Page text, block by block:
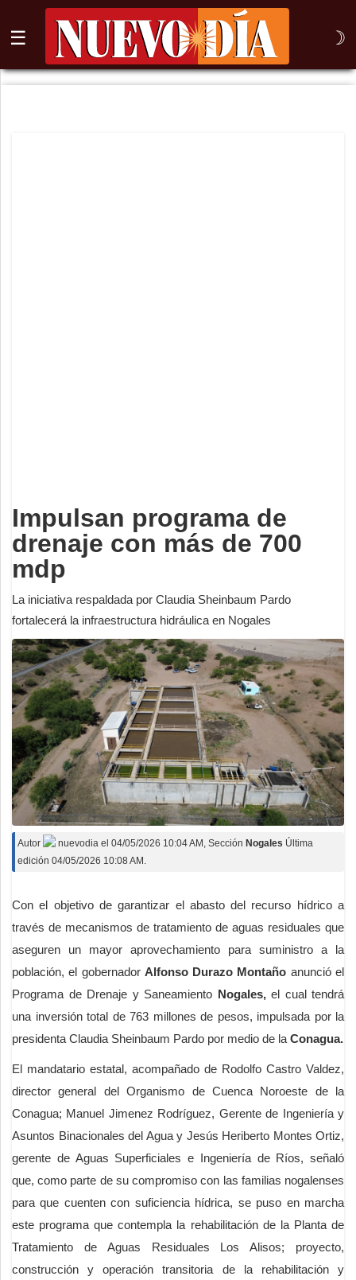
☰ ☽
⌕
Impulsan programa de
drenaje con más de 700
mdp
La iniciativa respaldada por Claudia Sheinbaum Pardo
fortalecerá la infraestructura hidráulica en Nogales
Autor nuevodia el 04/05/2026 10:04 AM , Sección Nogales Última
edición 04/05/2026 10:08 AM.
Con el objetivo de garantizar el abasto del recurso hídrico a
través de mecanismos de tratamiento de aguas residuales que
aseguren un mayor aprovechamiento para suministro a la
población, el gobernador Alfonso Durazo Montaño anunció el
Programa de Drenaje y Saneamiento Nogales,el cual tendrá
una inversión total de 763 millones de pesos, impulsada por la
presidenta Claudia Sheinbaum Pardo por medio de la Conagua.
El mandatario estatal, acompañado de Rodolfo Castro Valdez,
director general del Organismo de Cuenca Noroeste de la
Conagua; Manuel Jimenez Rodríguez, Gerente de Ingeniería y
Asuntos Binacionales del Agua y Jesús Heriberto Montes Ortiz,
gerente de Aguas Superficiales e Ingeniería de Ríos, señaló
que, como parte de su compromiso con las familias nogalenses
para que cuenten con suficiencia hídrica, se puso en marcha
este programa que contempla la rehabilitación de la Planta de
Tratamiento de Aguas Residuales Los Alisos; proyecto,
construcción y operación transitoria de la rehabilitación y